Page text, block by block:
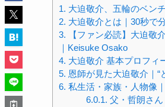
1. 大迫敬介、五輪のベン
2. 大迫敬介とは｜30秒で
3. 【ファン必読】大迫敬
｜Keisuke Osako
4. 大迫敬介 基本プロフィ
5. 恩師が見た大迫敬介｜“
6. 私生活・家族・人物像
6.0.1. 父・哲朗さ